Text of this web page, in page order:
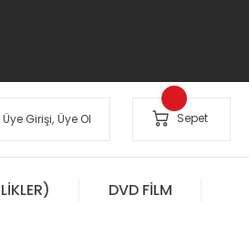
Üye Girişi, Üye Ol Sepet
DVD FİLM